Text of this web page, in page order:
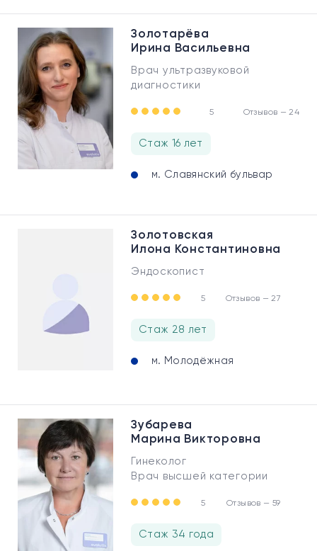
Золотарёва
Ирина Васильевна
Врач ультразвуковой
диагностики
5 Отзывов — 24
Стаж 16 лет
м. Славянский бульвар
Золотовская
Илона Константиновна
Эндоскопист
5 Отзывов — 27
Стаж 28 лет
м. Молодёжная
Зубарева
Марина Викторовна
Гинеколог
Врач высшей категории
5 Отзывов — 59
Стаж 34 года